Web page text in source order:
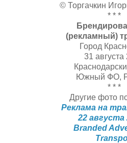
© Торгачкин
* * *
(рекламный)
Город
31 августа
Южный ФО,
* * *
Другие фото
Реклама на
22 августа
Branded